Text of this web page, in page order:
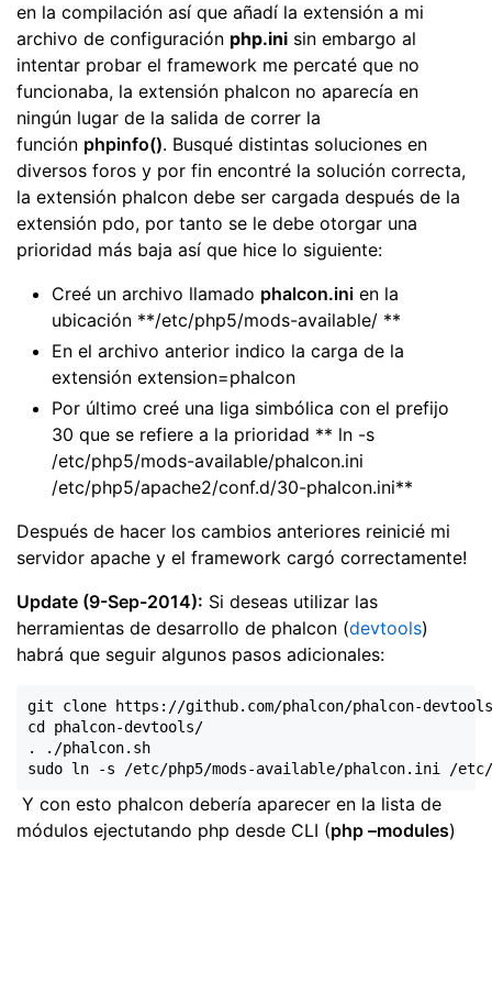
en la compilación así que añadí la extensión a mi
archivo de configuración php.ini sin embargo al
intentar probar el framework me percaté que no
funcionaba, la extensión phalcon no aparecía en
ningún lugar de la salida de correr la
función phpinfo(). Busqué distintas soluciones en
diversos foros y por fin encontré la solución correcta,
la extensión phalcon debe ser cargada después de la
extensión pdo, por tanto se le debe otorgar una
prioridad más baja así que hice lo siguiente:
Creé un archivo llamado phalcon.ini en la
ubicación **/etc/php5/mods-available/ **
En el archivo anterior indico la carga de la
extensión extension=phalcon
Por último creé una liga simbólica con el prefijo
30 que se refiere a la prioridad ** ln -s
/etc/php5/mods-available/phalcon.ini
/etc/php5/apache2/conf.d/30-phalcon.ini**
Después de hacer los cambios anteriores reinicié mi
servidor apache y el framework cargó correctamente!
Update (9-Sep-2014): Si deseas utilizar las
herramientas de desarrollo de phalcon (devtools)
habrá que seguir algunos pasos adicionales:
git clone https://github.com/phalcon/phalcon-
cd phalcon-devtools/
. ./phalcon.sh
Y con esto phalcon debería aparecer en la lista de
módulos ejectutando php desde CLI (php –modules)